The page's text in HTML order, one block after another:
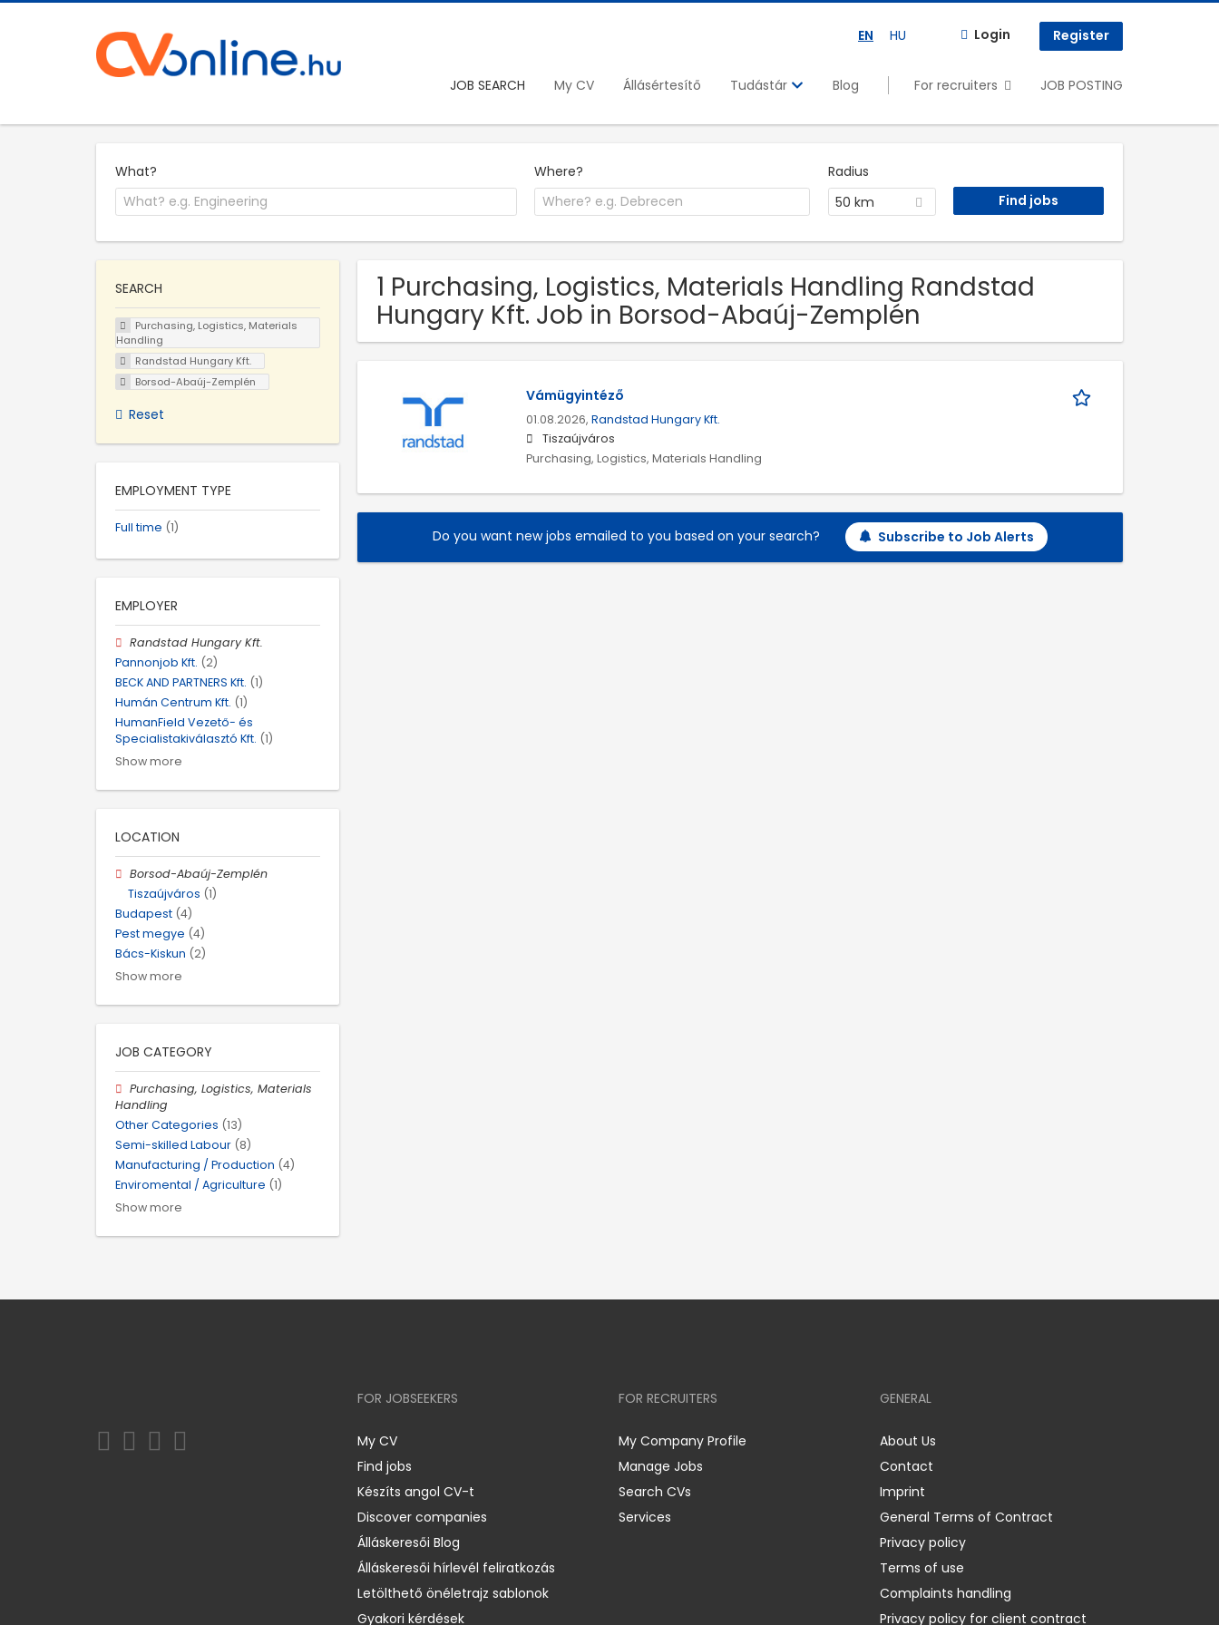
EN HU Login Register
JOB SEARCH My CV Állásértesítő Tudástár Blog For recruiters JOB POSTING
What? Where?
Radius
50 km
1 Purchasing, Logistics, Materials Handling Randstad
Hungary Kft. Job in Borsod-Abaúj-Zemplén
Vámügyintéző
01.08.2026, Randstad Hungary Kft.
Tiszaújváros
Purchasing, Logistics, Materials Handling
Do you want new jobs emailed to you based on your search? Subscribe to Job Alerts
SEARCH
Purchasing, Logistics, Materials
Handling
Randstad Hungary Kft.
Borsod-Abaúj-Zemplén
Reset
EMPLOYMENT TYPE
Full time (1)
EMPLOYER
Randstad Hungary Kft.
Pannonjob Kft. (2)
BECK AND PARTNERS Kft. (1)
Humán Centrum Kft. (1)
HumanField Vezető- és
Specialistakiválasztó Kft. (1)
Show more
LOCATION
Borsod-Abaúj-Zemplén
Tiszaújváros (1)
Budapest (4)
Pest megye (4)
Bács-Kiskun (2)
Show more
JOB CATEGORY
Purchasing, Logistics, Materials
Handling
Other Categories (13)
Semi-skilled Labour (8)
Manufacturing / Production (4)
Enviromental / Agriculture (1)
Show more
FOR JOBSEEKERS
My CV
Find jobs
Készíts angol CV-t
Discover companies
Álláskeresői Blog
Álláskeresői hírlevél feliratkozás
Letölthető önéletrajz sablonok
Gyakori kérdések
FOR RECRUITERS
My Company Profile
Manage Jobs
Search CVs
Services
GENERAL
About Us
Contact
Imprint
General Terms of Contract
Privacy policy
Terms of use
Complaints handling
Privacy policy for client contract